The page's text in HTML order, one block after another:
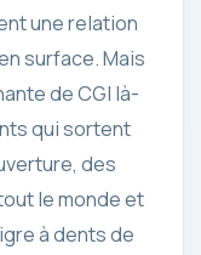
une relation
surface. Mais
de CGI là-
qui sortent
des
le monde et
à dents de